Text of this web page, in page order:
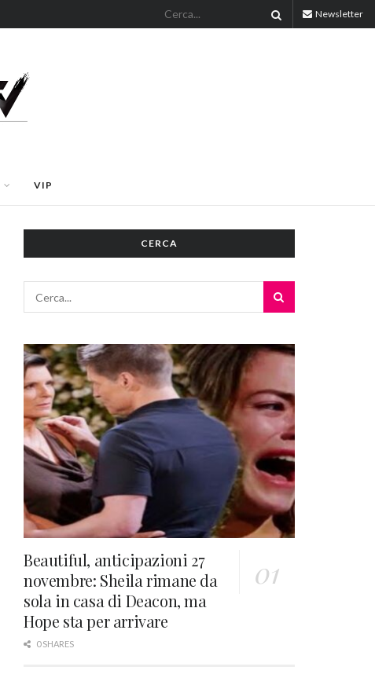
Newsletter
VIP
CERCA
Beautiful, anticipazioni 27
novembre: Sheila rimane da
sola in casa di Deacon, ma
Hope sta per arrivare
0 SHARES